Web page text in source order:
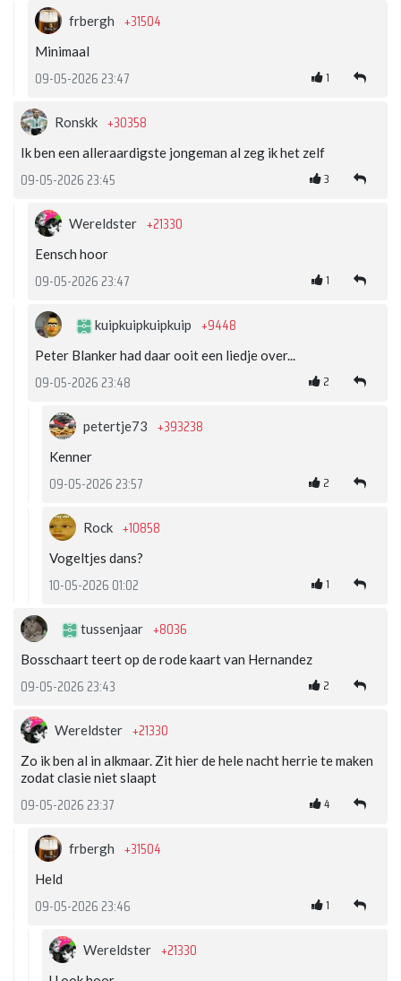
frbergh +31504
Minimaal
09-05-2026 23:47 1
Ronskk +30358
Ik ben een alleraardigste jongeman al zeg ik het zelf
09-05-2026 23:45 3
Wereldster +21330
Eensch hoor
09-05-2026 23:47 1
kuipkuipkuipkuip +9448
Peter Blanker had daar ooit een liedje over...
09-05-2026 23:48 2
petertje73 +393238
Kenner
09-05-2026 23:57 2
Rock +10858
Vogeltjes dans?
10-05-2026 01:02 1
tussenjaar +8036
Bosschaart teert op de rode kaart van Hernandez
09-05-2026 23:43 2
Wereldster +21330
Zo ik ben al in alkmaar. Zit hier de hele nacht herrie te maken
zodat clasie niet slaapt
09-05-2026 23:37 4
frbergh +31504
Held
09-05-2026 23:46 1
Wereldster +21330